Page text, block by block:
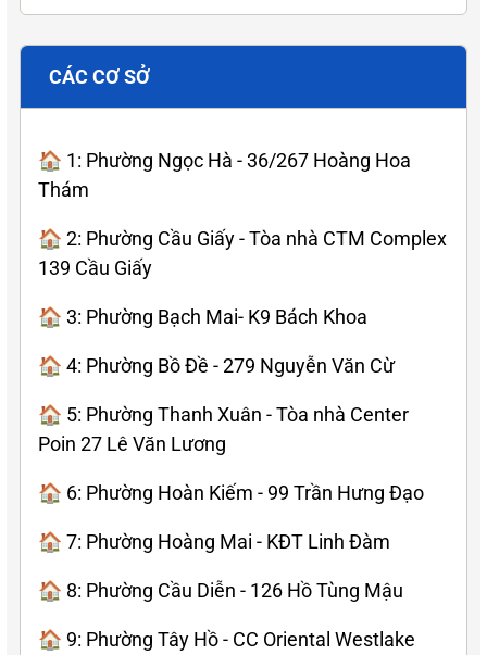
CÁC CƠ SỞ
🏠 1: Phường Ngọc Hà - 36/267 Hoàng Hoa
Thám
🏠 2: Phường Cầu Giấy - Tòa nhà CTM Complex
139 Cầu Giấy
🏠 3: Phường Bạch Mai- K9 Bách Khoa
🏠 4: Phường Bồ Đề - 279 Nguyễn Văn Cừ
🏠 5: Phường Thanh Xuân - Tòa nhà Center
Poin 27 Lê Văn Lương
🏠 6: Phường Hoàn Kiếm - 99 Trần Hưng Đạo
🏠 7: Phường Hoàng Mai - KĐT Linh Đàm
🏠 8: Phường Cầu Diễn - 126 Hồ Tùng Mậu
🏠 9: Phường Tây Hồ - CC Oriental Westlake